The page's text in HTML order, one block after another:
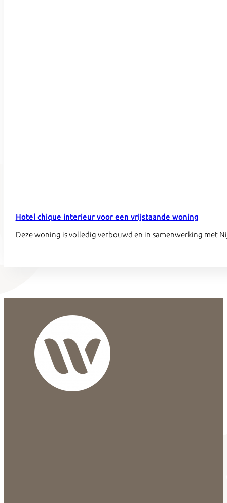
Hotel chique interieur voor een vrijstaande woning
Deze woning is volledig verbouwd en in samenwerking